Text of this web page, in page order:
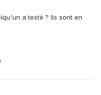
a testé ? Ils sont en